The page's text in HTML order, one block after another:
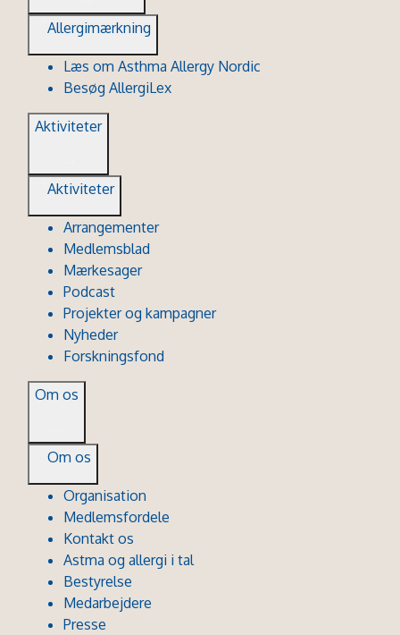
Allergimærkning
Læs om Asthma Allergy Nordic
Besøg AllergiLex
Aktiviteter
Aktiviteter
Arrangementer
Medlemsblad
Mærkesager
Podcast
Projekter og kampagner
Nyheder
Forskningsfond
Om os
Om os
Organisation
Medlemsfordele
Kontakt os
Astma og allergi i tal
Bestyrelse
Medarbejdere
Presse